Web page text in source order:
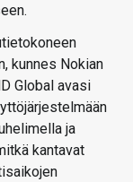
kunnes Nokian
Global avasi
ja
kantavat